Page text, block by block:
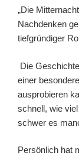
„Die
Nachdenken
tiefgründiger
Die
einer
ausprobieren
schnell, wie
schwer es
Persönlich hat